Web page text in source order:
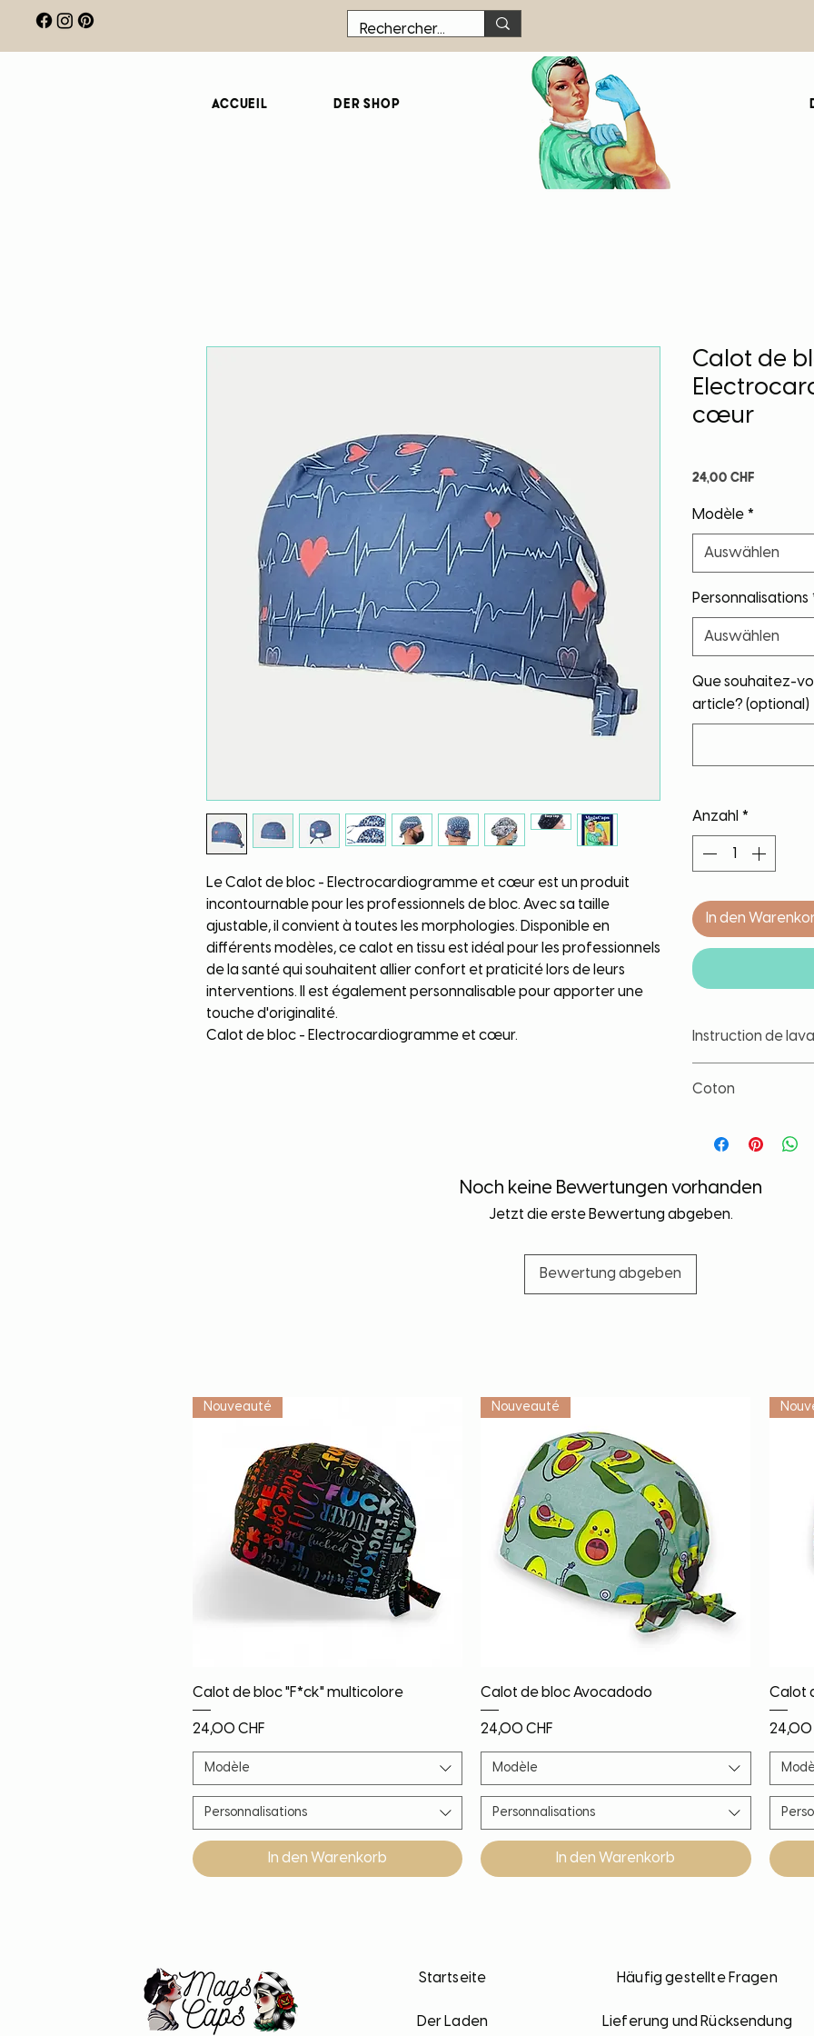
Accueil Der Shop
Le Calot de bloc - Electrocardiogramme et cœur est un produit
incontournable pour les professionnels de bloc. Avec sa taille
ajustable, il convient à toutes les morphologies. Disponible en
différents modèles, ce calot en tissu est idéal pour les professionnels
de la santé qui souhaitent allier confort et praticité lors de leurs
interventions. Il est également personnalisable pour apporter une
touche d'originalité.
Calot de bloc - Electrocardiogramme et cœur.
Calot de
cœur
24,00 CHF
Modèle *
Auswählen
Personnalisations
Auswählen
Que souhaitez-
article? (optional)
Anzahl *
In den
Instruction de
les couleurs et
contact avec un
Coton
lavage. Tissu lavé
Noch keine Bewertungen vorhanden
Jetzt die erste Bewertung abgeben.
Bewertung abgeben
Schnellansicht
Nouveauté
Calot de bloc "F*ck" multicolore
Preis
24,00 CHF
Modèle
Personnalisations
In den Warenkorb
Schnellansicht
Nouveauté
Calot de bloc Avocadodo
Preis
24,00 CHF
Modèle
Personnalisations
In den Warenkorb
Calot
Preis
24,00
Startseite
Der Laden
Häufig gestellte Fragen
Lieferung und Rücksendung